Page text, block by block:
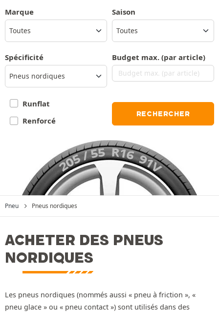
Marque
Toutes
Saison
Spécificité
Pneus nordiques
Budget max. (par article)
Runflat
Renforcé
RECHERCHER
Pneu Pneus nordiques
ACHETER DES PNEUS
NORDIQUES
Les pneus nordiques (nommés aussi « pneu à friction », «
pneu glace » ou « pneu contact ») sont utilisés dans des